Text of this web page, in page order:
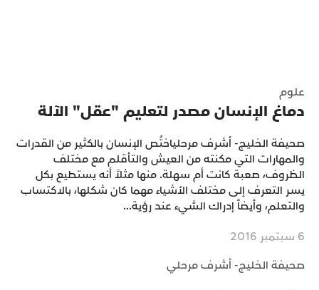
علوم
دماغ الإنسان مصدر لتعليم "عقل" الآلة
صحيفة الخليج- أشرف مرحلياختُص الإنسان بالكثير من القدرات
والمهارات التي مكنته من العيش والتأقلم مع مختلف
الظروف، صعبة كانت أم سهلة. منها مثلاً أنه يستطيع بكل
يسر التعرف إلى مختلف الأشياء مهما كان شكلها، بالاكتساب
والتعلم، وأيضاً إدراك الشيء عند رؤية...
6 سبتمبر 2016
صحيفة الخليج- أشرف مرحلي